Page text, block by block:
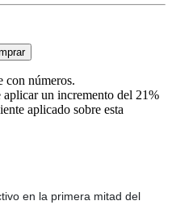
con números.
aplicar un incremento del 21%
aplicado sobre esta
en la primera mitad del